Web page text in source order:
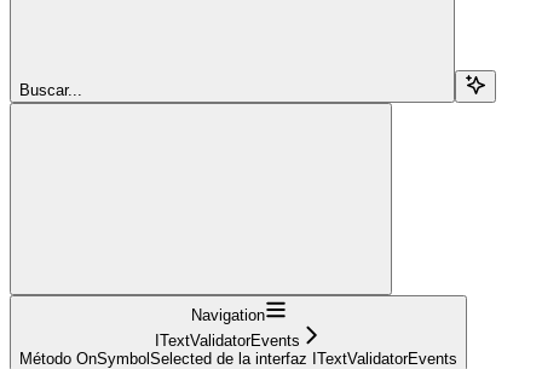
Buscar...
Navigation
ITextValidatorEvents
Método OnSymbolSelected de la interfaz ITextValidatorEvents